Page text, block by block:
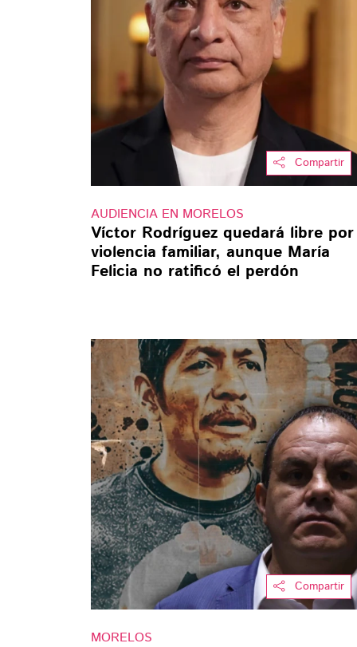
Compartir
AUDIENCIA EN MORELOS
Víctor Rodríguez quedará libre por
violencia familiar, aunque María
Felicia no ratificó el perdón
Compartir
MORELOS